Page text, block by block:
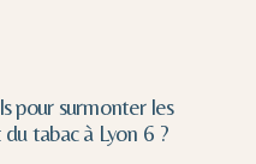
pour surmonter les
tabac à Lyon 6 ?